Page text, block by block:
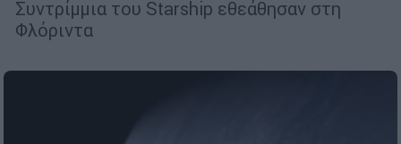
Συντρίμμια του Starship εθεάθησαν στη
Φλόριντα